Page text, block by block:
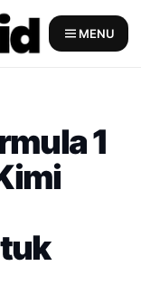
MENU
1